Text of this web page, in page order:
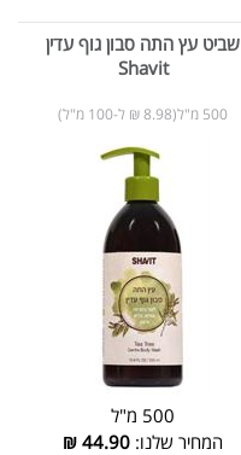
שביט עץ התה סבון גוף עדין
Shavit
500 מ"ל(8.98 ₪ ל-100 מ"ל)
500 מ"ל
המחיר שלנו: 44.90
₪